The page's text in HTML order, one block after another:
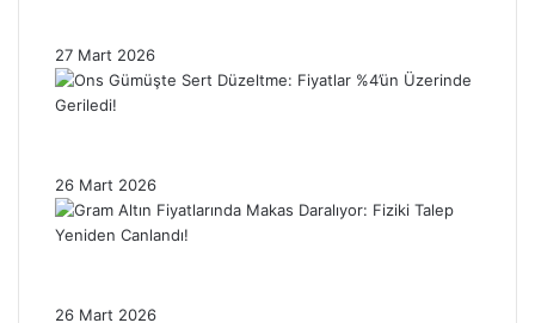
27 Mart 2026
26 Mart 2026
26 Mart 2026